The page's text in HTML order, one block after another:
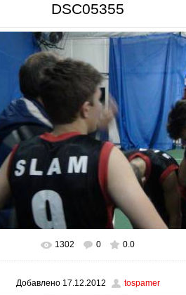
DSC05355
В реальном размере 1024x576
1302 0 0.0
Добавлено17.12.2012 tospamer